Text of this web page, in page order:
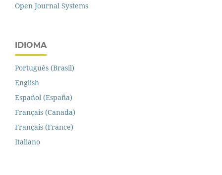
Open Journal Systems
IDIOMA
Português (Brasil)
English
Español (España)
Français (Canada)
Français (France)
Italiano